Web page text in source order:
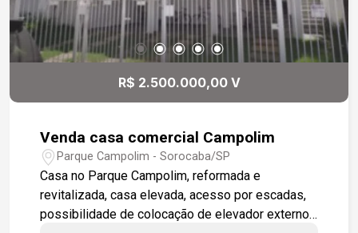
R$ 2.500.000,00 V
Venda casa comercial Campolim
Parque Campolim - Sorocaba/SP
Casa no Parque Campolim, reformada e
revitalizada, casa elevada, acesso por escadas,
possibilidade de colocação de elevador externo,